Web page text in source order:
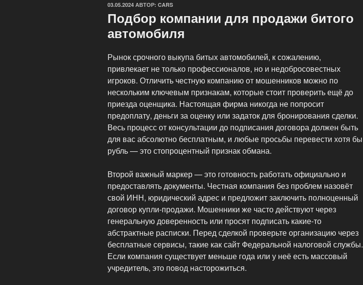
ОПУБЛИКОВАНО
03.05.2024 АВТОР: CARS
Подбор компании для продажи битого
автомобиля
Рынок срочного выкупа битых автомобилей, к сожалению,
привлекает не только профессионалов, но и недобросовестных
игроков. Отличить честную компанию от мошенников можно по
нескольким ключевым признакам, которые стоит проверить ещё до
приезда оценщика. Настоящая фирма никогда не попросит
предоплату, деньги за оценку или задаток для бронирования сделки.
Весь процесс от консультации до подписания договора должен быть
для вас абсолютно бесплатным, и любые просьбы перевести хотя бы
рубль — это стопроцентный признак обмана.
Второй важный маркер — это готовность работать официально и
предоставлять документы. Честная компания без проблем назовёт
свой ИНН, юридический адрес и предложит заключить полноценный
договор купли-продажи. Мошенники же часто действуют через
генеральную доверенность или просят подписать какие-то
абстрактные расписки. Перед сделкой проверьте организацию через
бесплатные сервисы, такие как сайт Федеральной налоговой службы.
Если компания существует меньше года или у неё есть массовый
учредитель, это повод насторожиться.